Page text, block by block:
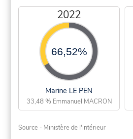
2022
66,52%
Marine LE PEN
33,48 % Emmanuel MACRON
Source - Ministère de l'intérieur